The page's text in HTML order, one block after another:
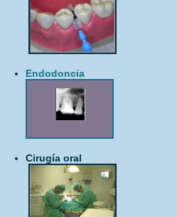
Endodoncia
Cirugía oral